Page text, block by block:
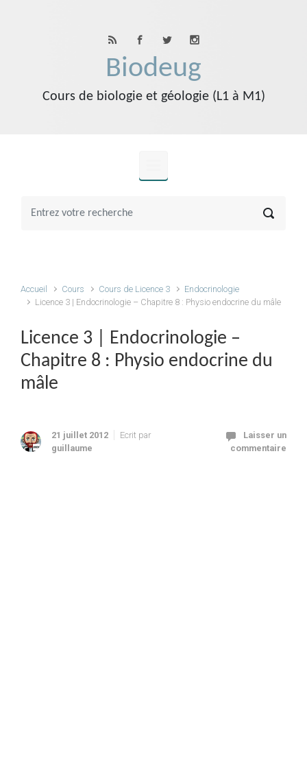
Biodeug
Cours de biologie et géologie (L1 à M1)
Accueil Cours Cours de Licence 3
Endocrinologie
Licence 3 | Endocrinologie – Chapitre 8 : Physio endocrine du mâle
Licence 3 | Endocrinologie –
Chapitre 8 : Physio endocrine du
mâle
21 juillet 2012
Ecrit par
guillaume
Laisser un
commentaire